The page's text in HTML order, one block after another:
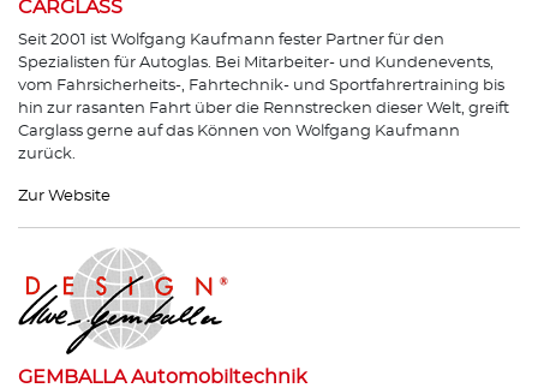
CARGLASS
Seit 2001 ist Wolfgang Kaufmann fester Partner für den
Spezialisten für Autoglas. Bei Mitarbeiter- und Kundenevents,
vom Fahrsicherheits-, Fahrtechnik- und Sportfahrertraining bis
hin zur rasanten Fahrt über die Rennstrecken dieser Welt, greift
Carglass gerne auf das Können von Wolfgang Kaufmann
zurück.
Zur Website
GEMBALLA Automobiltechnik